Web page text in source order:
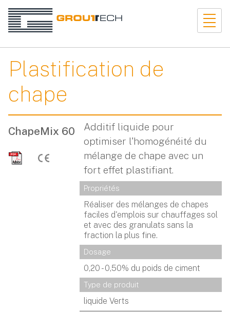
Plastification de
chape
ChapeMix 60
Additif liquide pour
optimiser l'homogénéité du
mélange de chape avec un
fort effet plastifiant.
Propriétés
Réaliser des mélanges de chapes
faciles d'emplois sur chauffages sol
et avec des granulats sans la
fraction la plus fine.
Dosage
0,20 - 0,50% du poids de ciment
Type de produit
liquide Verts